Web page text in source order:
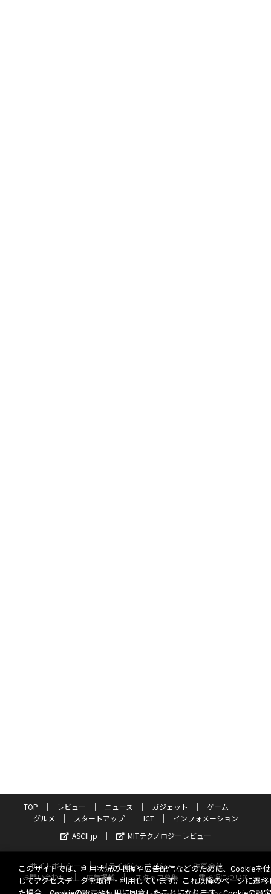
TOP レビュー ニュース ガジェット
ゲーム
グルメ
スタートアップ ICT
インフォメーション
ASCII.jp
MITテクノロジーレビュー
サイトポリシー プライバシーポリシー
運営会社
お問い合わせ
広告掲載 スタッフ募集
電子版について
このサイトでは、利用状況の把握や広告配信などのために、Cookieを
してアクセスデータを取得・利用しています。これ以降のページに遷移